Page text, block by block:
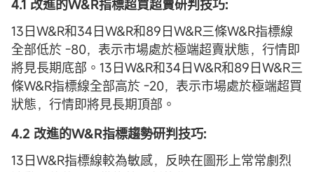
4.1 改進的W&R指標超買超賣研判技巧:
13日W&R和34日W&R和89日W&R三條W&R指標線
全部低於 -80，表示市場處於極端超賣狀態，行情即
將見長期底部。13日W&R和34日W&R和89日W&R三
條W&R指標線全部高於 -20，表示市場處於極端超買
狀態，行情即將見長期頂部。
4.2 改進的W&R指標趨勢研判技巧:
13日W&R指標線較為敏感，反映在圖形上常常劇烈